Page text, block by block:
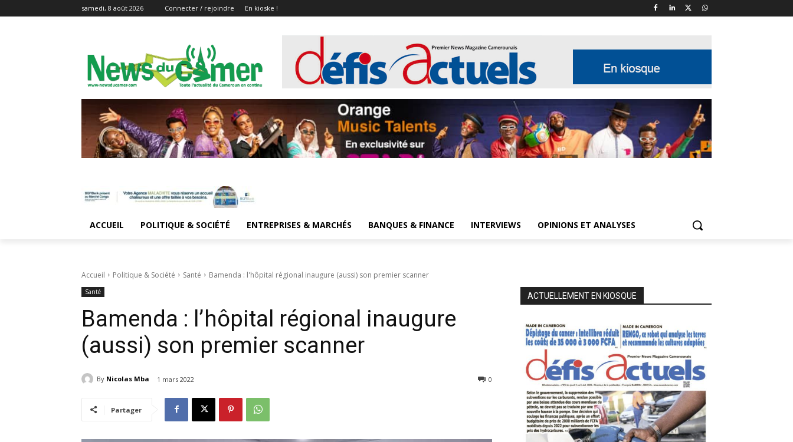
samedi, 8 août 2026 Connecter / rejoindre En kioske !
ACCUEIL POLITIQUE & SOCIÉTÉ ENTREPRISES & MARCHÉS BANQUES & FINANCE INTERVIEWS OPINIONS ET ANALYSES
Accueil Politique & Société Santé Bamenda : l'hôpital régional inaugure (aussi) son premier scanner
Santé
Bamenda : l’hôpital régional inaugure
(aussi) son premier scanner
By Nicolas Mba 1 mars 2022 0
Partager
ACTUELLEMENT EN KIOSQUE